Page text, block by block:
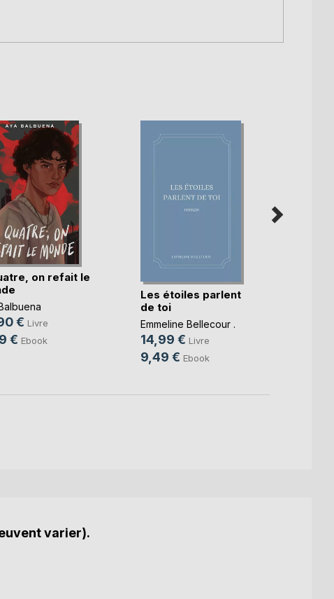
on refait le
€ Livre
€ Ebook
Les étoiles parlent
de toi
Emmeline Bellecour .
14,99 € Livre
9,49 € Ebook
varier).